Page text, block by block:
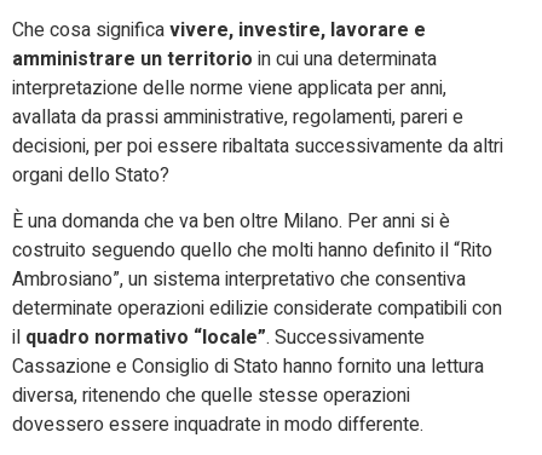
Che cosa significavivere, investire, lavorare e
amministrare un territorio in cui una determinata
interpretazione delle norme viene applicata per anni,
avallata da prassi amministrative, regolamenti, pareri e
decisioni, per poi essere ribaltata successivamente da altri
organi dello Stato?
È una domanda che va ben oltre Milano. Per anni si è
costruito seguendo quello che molti hanno definito il “Rito
Ambrosiano”, un sistema interpretativo che consentiva
determinate operazioni edilizie considerate compatibili con
il quadro normativo “locale”. Successivamente
Cassazione e Consiglio di Stato hanno fornito una lettura
diversa, ritenendo che quelle stesse operazioni
dovessero essere inquadrate in modo differente.